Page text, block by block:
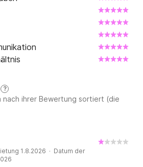
?
ihrer Bewertung sortiert (die
1.8.2026 · Datum der